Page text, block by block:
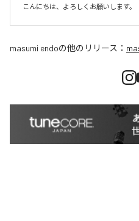
こんにちは、よろしくお願いします。
masumi endoの他のリリース：